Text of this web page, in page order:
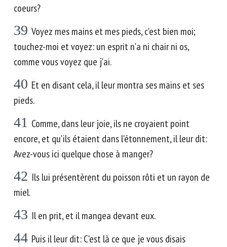
coeurs?
39 Voyez mes mains et mes pieds, c'est bien moi;
touchez-moi et voyez: un esprit n'a ni chair ni os,
comme vous voyez que j'ai.
40 Et en disant cela, il leur montra ses mains et ses
pieds.
41 Comme, dans leur joie, ils ne croyaient point
encore, et qu'ils étaient dans l'étonnement, il leur dit:
Avez-vous ici quelque chose à manger?
42 Ils lui présentèrent du poisson rôti et un rayon de
miel.
43 Il en prit, et il mangea devant eux.
44 Puis il leur dit: C'est là ce que je vous disais